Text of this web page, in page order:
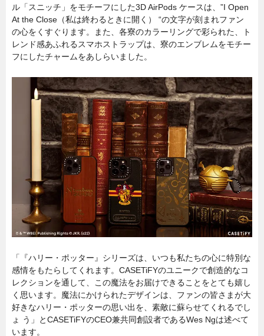
ル「スニッチ」をモチーフにした3D AirPods ケースは、”I Open
At the Close（私は終わるときに開く） “の文字が刻まれファン
の心をくすぐります。また、各寮のカラーリングで彩られた、ト
レンド感あふれるスマホストラップは、寮のエンブレムをモチー
フにしたチャームをあしらいました。
「『ハリー・ポッター』シリーズは、いつも私たちの心に特別な
感情をもたらしてくれます。CASETiFYのユニークで創造的なコ
レクションを通して、この魔法をお届けできることをとても嬉し
く思います。魔法にかけられたデザインは、ファンの皆さまが大
好きなハリー・ポッターの思い出を、素敵に蘇らせてくれるでし
ょ う」とCASETiFYのCEO兼共同創設者であるWes Ngは述べて
います。